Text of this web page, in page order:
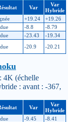
Var
Var
Hybride
+19.24
+19.26
-8.8
-8.79
-23.43
-19.34
-20.9 -20.21
4K (échelle
: avant : -367,
Var
Var
Hybride
-9.45
-8.41